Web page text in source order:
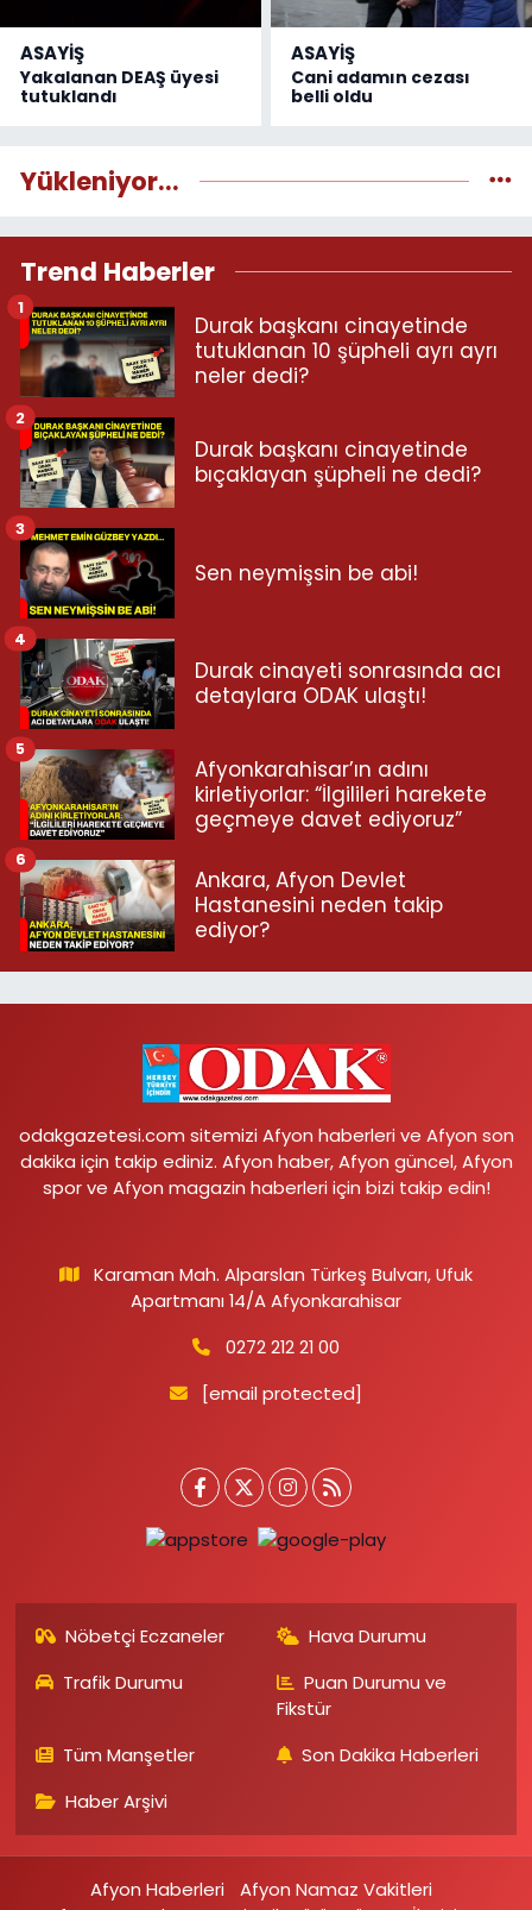
ASAYİŞ
Yakalanan DEAŞ üyesi
tutuklandı
ASAYİŞ
Cani adamın cezası
belli oldu
Yükleniyor...
Trend Haberler
Durak başkanı cinayetinde
tutuklanan 10 şüpheli ayrı ayrı
neler dedi?
1
Durak başkanı cinayetinde
bıçaklayan şüpheli ne dedi?
2
Sen neymişsin be abi!
3
Durak cinayeti sonrasında acı
detaylara ODAK ulaştı!
4
Afyonkarahisar’ın adını
kirletiyorlar: “İlgilileri harekete
geçmeye davet ediyoruz”
5
Ankara, Afyon Devlet
Hastanesini neden takip
ediyor?
6
odakgazetesi.com sitemizi Afyon haberleri ve Afyon son
dakika için takip ediniz. Afyon haber, Afyon güncel, Afyon
spor ve Afyon magazin haberleri için bizi takip edin!
Karaman Mah. Alparslan Türkeş Bulvarı, Ufuk
Apartmanı 14/A Afyonkarahisar
0272 212 21 00
[email protected]
Nöbetçi Eczaneler
Hava Durumu
Trafik Durumu
Puan Durumu ve
Fikstür
Tüm Manşetler
Son Dakika Haberleri
Haber Arşivi
Afyon Haberleri
Afyon Namaz Vakitleri